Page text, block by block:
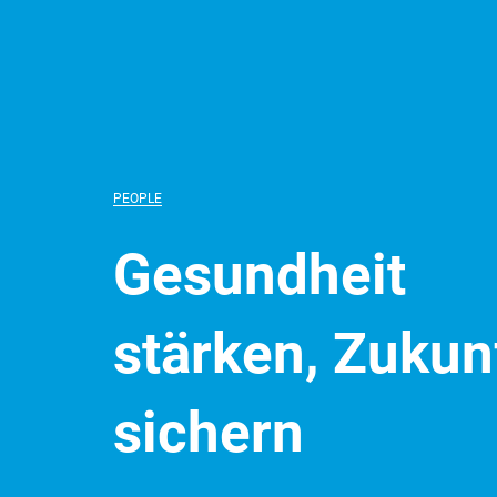
PEOPLE
Gesundheit
stärken,
sichern